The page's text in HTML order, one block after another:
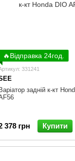
🔥Відправка 24год.
331241
Варіатор задній к-кт
378 грн Купити